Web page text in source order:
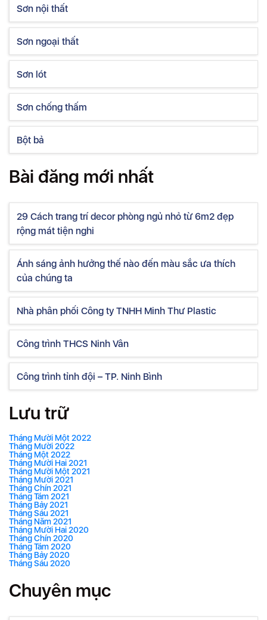
Sơn nội thất
Sơn ngoại thất
Sơn lót
Sơn chống thấm
Bột bả
Bài đăng mới nhất
29 Cách trang trí decor phòng ngủ nhỏ từ 6m2 đẹp
rộng mát tiện nghi
Ánh sáng ảnh hưởng thế nào đến màu sắc ưa thích
của chúng ta
Nhà phân phối Công ty TNHH Minh Thư Plastic
Công trình THCS Ninh Vân
Công trình tỉnh đội – TP. Ninh Bình
Lưu trữ
Tháng Mười Một 2022
Tháng Mười 2022
Tháng Một 2022
Tháng Mười Hai 2021
Tháng Mười Một 2021
Tháng Mười 2021
Tháng Chín 2021
Tháng Tám 2021
Tháng Bảy 2021
Tháng Sáu 2021
Tháng Năm 2021
Tháng Mười Hai 2020
Tháng Chín 2020
Tháng Tám 2020
Tháng Bảy 2020
Tháng Sáu 2020
Chuyên mục